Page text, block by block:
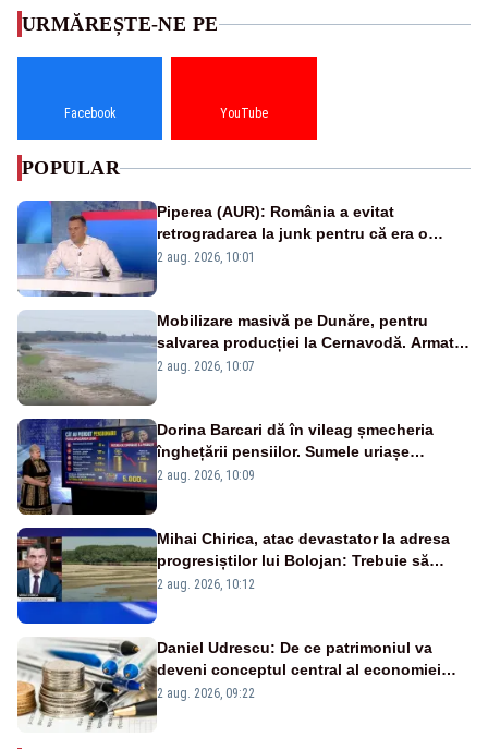
URMĂREȘTE-NE PE
Facebook YouTube
POPULAR
Piperea (AUR): România a evitat
retrogradarea la junk pentru că era o
catastrofă pentru bănci și fondurile de
2 aug. 2026, 10:01
Mobilizare masivă pe Dunăre, pentru
salvarea producției la Cernavodă. Armata
va detona o stâncă și va devia apa
2 aug. 2026, 10:07
Dorina Barcari dă în vileag șmecheria
înghețării pensiilor. Sumele uriașe
pierdute de fiecare român
2 aug. 2026, 10:09
Mihai Chirica, atac devastator la adresa
progresiștilor lui Bolojan: Trebuie să
protejăm și natura, dar nu șținem omaneii
2 aug. 2026, 10:12
Daniel Udrescu: De ce patrimoniul va
deveni conceptul central al economiei
viitoare?
2 aug. 2026, 09:22